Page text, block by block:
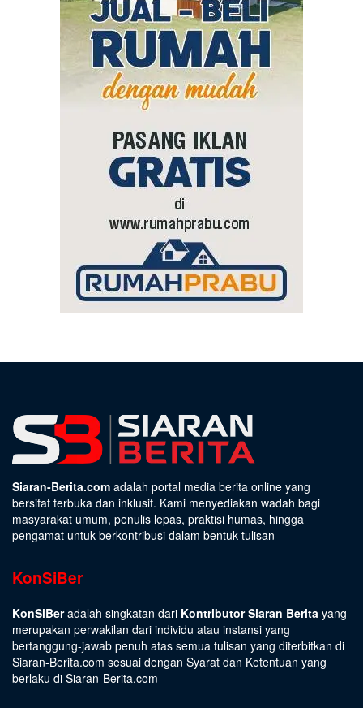
Siaran-Berita.com adalah portal media berita online yang
bersifat terbuka dan inklusif. Kami menyediakan wadah bagi
masyarakat umum, penulis lepas, praktisi humas, hingga
pengamat untuk berkontribusi dalam bentuk tulisan
KonSiBer
KonSiBeradalah singkatan dari Kontributor Siaran Berita yang
merupakan perwakilan dari individu atau instansi yang
bertanggung-jawab penuh atas semua tulisan yang diterbitkan di
Siaran-Berita.com sesuai dengan Syarat dan Ketentuan yang
berlaku di Siaran-Berita.com